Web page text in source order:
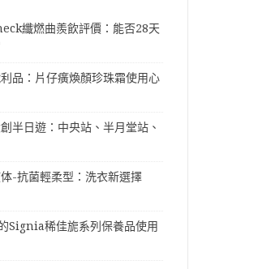
纖燃曲羨飲評價：能否28天
品：片仔癀煥顏珍珠霜使用心
半日遊：中央站、半月堂站、
-抗菌輕柔型：洗衣新選擇
Signia稀佳旎系列保養品使用